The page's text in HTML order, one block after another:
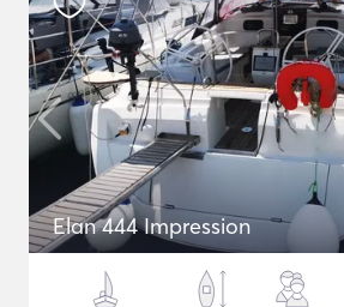
Elan 444 Impression